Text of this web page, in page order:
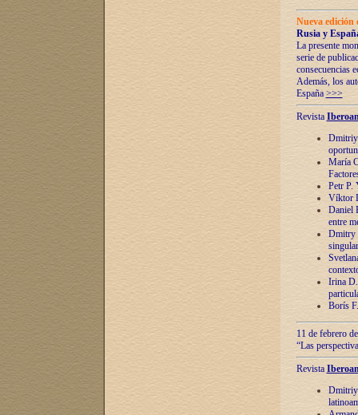
Nueva
Rusia y
La presente
serie de
consecuencias
Además, los
España >>>
Revista
Dmitriy
María
Petr P.
Víktor
Daniel
entre
Dmitry
Irina
Borís
11 de febrero
“Las
Revista
Dmitriy